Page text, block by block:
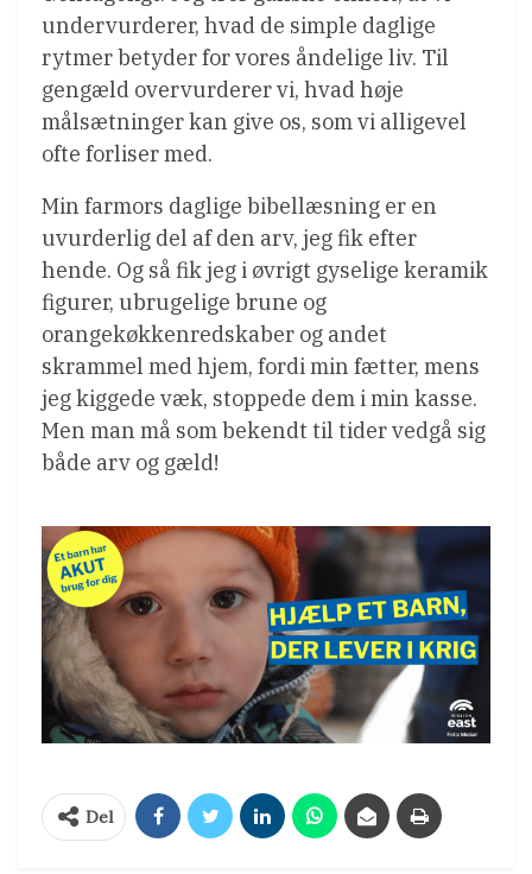
undervurderer, hvad de simple daglige
rytmer betyder for vores åndelige liv. Til
gengæld overvurderer vi, hvad høje
målsætninger kan give os, som vi alligevel
ofte forliser med.
Min farmors daglige bibellæsning er en
uvurderlig del af den arv, jeg fik efter
hende. Og så fik jeg i øvrigt gyselige keramik
figurer, ubrugelige brune og
orangekøkkenredskaber og andet
skrammel med hjem, fordi min fætter, mens
jeg kiggede væk, stoppede dem i min kasse.
Men man må som bekendt til tider vedgå sig
både arv og gæld!
Del